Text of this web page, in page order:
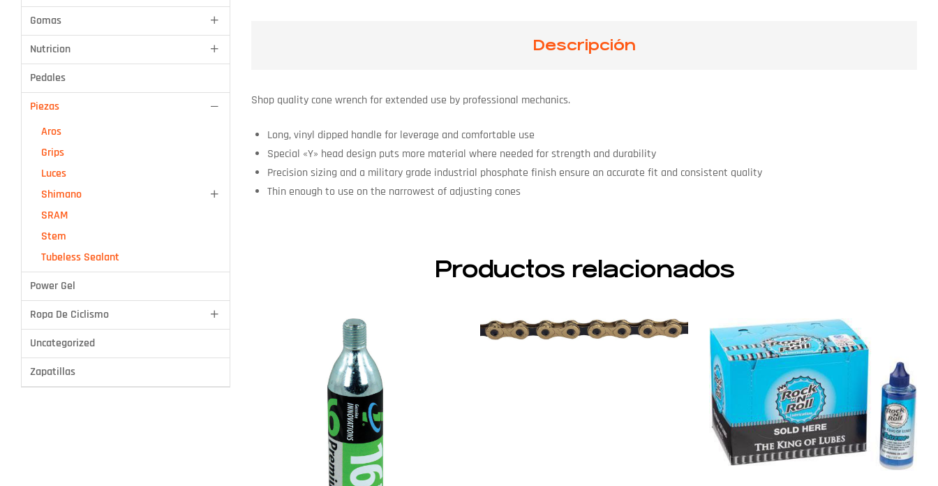
Descripción
Shop quality cone wrench for extended use by professional mechanics.
Long, vinyl dipped handle for leverage and comfortable use
Special «Y» head design puts more material where needed for strength and durability
Precision sizing and a military grade industrial phosphate finish ensure an accurate fit and consistent quality
Thin enough to use on the narrowest of adjusting cones
Productos relacionados
Gomas
Nutricion
Pedales
Piezas
Aros
Grips
Luces
Shimano
SRAM
Stem
Tubeless Sealant
Power Gel
Ropa De Ciclismo
Uncategorized
Zapatillas